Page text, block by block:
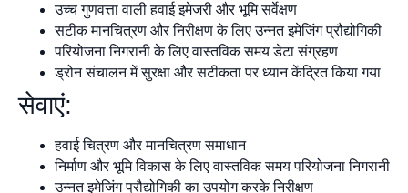
उच्च गुणवत्ता वाली हवाई इमेजरी और भूमि सर्वेक्षण
सटीक मानचित्रण और निरीक्षण के लिए उन्नत इमेजिंग प्रौद्योगिकी
परियोजना निगरानी के लिए वास्तविक समय डेटा संग्रहण
ड्रोन संचालन में सुरक्षा और सटीकता पर ध्यान केंद्रित किया गया
सेवाएं:
हवाई चित्रण और मानचित्रण समाधान
निर्माण और भूमि विकास के लिए वास्तविक समय परियोजना निगरानी
उन्नत इमेजिंग प्रौद्योगिकी का उपयोग करके निरीक्षण